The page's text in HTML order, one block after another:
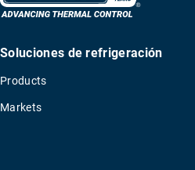
Soluciones de refrigeración
Products
Markets